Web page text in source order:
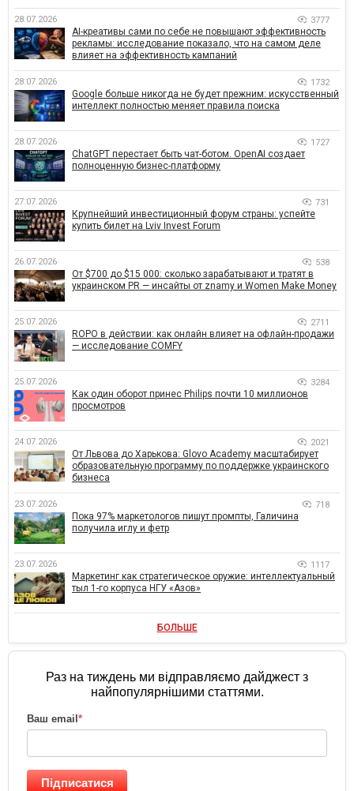
28.07.2026 3777
AI-креативы сами по себе не повышают эффективность
рекламы: исследование показало, что на самом деле
влияет на эффективность кампаний
28.07.2026 1732
Google больше никогда не будет прежним: искусственный
интеллект полностью меняет правила поиска
28.07.2026 1727
ChatGPT перестает быть чат-ботом. OpenAI создает
полноценную бизнес-платформу
27.07.2026 731
Крупнейший инвестиционный форум страны: успейте
купить билет на Lviv Invest Forum
26.07.2026 538
От $700 до $15 000: сколько зарабатывают и тратят в
украинском PR — инсайты от znamy и Women Make Money
25.07.2026 2711
ROPO в действии: как онлайн влияет на офлайн-продажи
— исследование COMFY
25.07.2026 3284
Как один оборот принес Philips почти 10 миллионов
просмотров
24.07.2026 2021
От Львова до Харькова: Glovo Academy масштабирует
образовательную программу по поддержке украинского
бизнеса
23.07.2026 718
Пока 97% маркетологов пишут промпты, Галичина
получила иглу и фетр
23.07.2026 1117
Маркетинг как стратегическое оружие: интеллектуальный
тыл 1-го корпуса НГУ «Азов»
БОЛЬШЕ
Раз на тиждень ми відправляємо дайджест з
найпопулярнішими статтями.
Ваш email *
Підписатися